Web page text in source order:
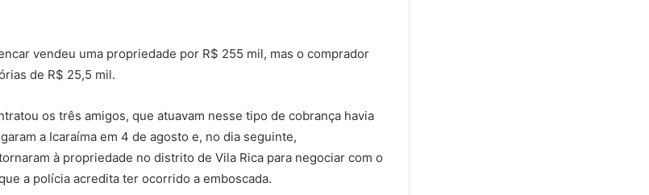
vendeu uma propriedade por R$ 255 mil, mas o comprador
de R$ 25,5 mil.
os três amigos, que atuavam nesse tipo de cobrança havia
a Icaraíma em 4 de agosto e, no dia seguinte,
à propriedade no distrito de Vila Rica para negociar com o
a polícia acredita ter ocorrido a emboscada.